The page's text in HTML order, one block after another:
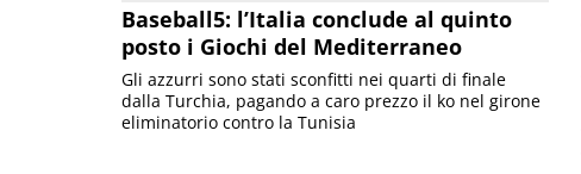
Baseball5: l’Italia conclude al quinto
posto i Giochi del Mediterraneo
Gli azzurri sono stati sconfitti nei quarti di finale
dalla Turchia, pagando a caro prezzo il ko nel girone
eliminatorio contro la Tunisia